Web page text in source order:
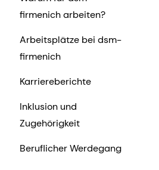
firmenich arbeiten?
Arbeitsplätze bei dsm-
firmenich
Karriereberichte
Inklusion und
Zugehörigkeit
Beruflicher Werdegang